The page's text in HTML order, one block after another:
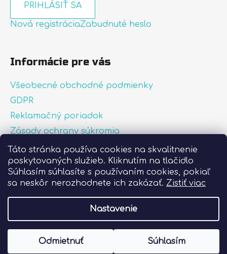
Táto stránka používa cookies na skvalitnenie
poskytovaných služieb. Kliknutím na tlačidlo
Súhlasím súhlasíte s používaním cookies, pokiaľ
sa neskôr nerozhodnete ich zakázať. Zistiť viac
Nastavenie
Odmietnuť Súhlasím
PRIHLÁSIŤ SA
Nová registráciaZabudnuté heslo
Informácie pre vás
Všeobecné obchodné podmienky
GDPR
Reklamačný poriadok
Zásady ochrany súkromia
Zásady používania súborov cookies
O nás
FAQ
Vytvoril Shoptet
Copyright 2026
. Všetky práva